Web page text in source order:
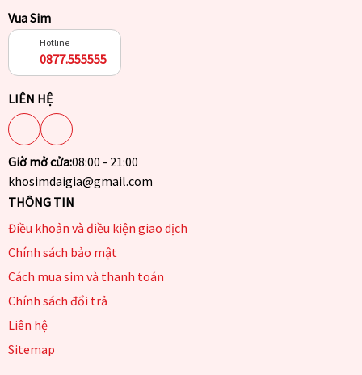
Vua Sim
Hotline
0877.555555
LIÊN HỆ
Giờ mở cửa:08:00 - 21:00
khosimdaigia@gmail.com
THÔNG TIN
Điều khoản và điều kiện giao dịch
Chính sách bảo mật
Cách mua sim và thanh toán
Chính sách đổi trả
Liên hệ
Sitemap